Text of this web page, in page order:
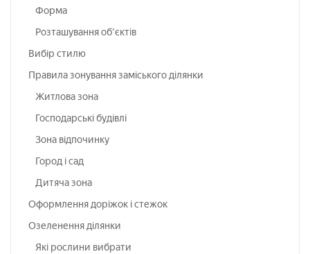
Форма
Розташування об'єктів
Вибір стилю
Правила зонування заміського ділянки
Житлова зона
Господарські будівлі
Зона відпочинку
Город і сад
Дитяча зона
Оформлення доріжок і стежок
Озеленення ділянки
Які рослини вибрати